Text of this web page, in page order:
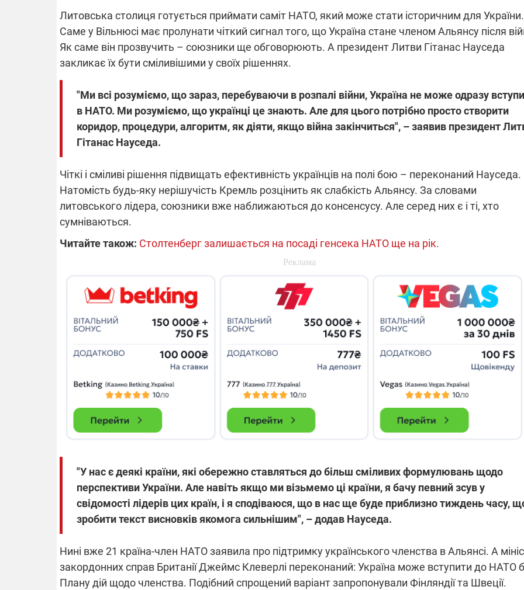
Литовська столиця готується приймати саміт НАТО, який може стати історичним для України.
Саме у Вільнюсі має пролунати чіткий сигнал того, що Україна стане членом Альянсу після
Як саме він прозвучить – союзники ще обговорюють. А президент Литви Гітанас Науседа
закликає їх бути сміливішими у своїх рішеннях.
"Ми всі розуміємо, що зараз, перебуваючи в розпалі війни, Україна не може одразу
в НАТО. Ми розуміємо, що українці це знають. Але для цього потрібно просто створити
коридор, процедури, алгоритм, як діяти, якщо війна закінчиться", – заявив президент
Гітанас Науседа.
Чіткі і сміливі рішення підвищать ефективність українців на полі бою – переконаний Науседа.
Натомість будь-яку нерішучість Кремль розцінить як слабкість Альянсу. За словами
литовського лідера, союзники вже наближаються до консенсусу. Але серед них є і ті, хто
сумніваються.
Читайте також: Столтенберг залишається на посаді генсека НАТО ще на рік.
"У нас є деякі країни, які обережно ставляться до більш сміливих формулювань щодо
перспективи України. Але навіть якщо ми візьмемо ці країни, я бачу певний зсув у
свідомості лідерів цих країн, і я сподіваюся, що в нас ще буде приблизно тиждень часу,
зробити текст висновків якомога сильнішим", – додав Науседа.
Нині вже 21 країна-член НАТО заявила про підтримку українського членства в Альянсі. А
закордонних справ Британії Джеймс Клеверлі переконаний: Україна може вступити до НАТО
Плану дій щодо членства. Подібний спрощений варіант запропонували Фінляндії та Швеції.